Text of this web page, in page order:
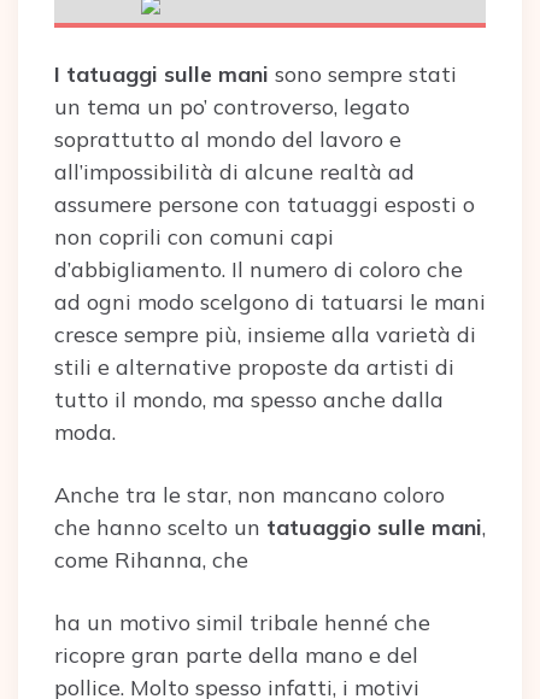
I tatuaggi sulle mani sono sempre stati
un tema un po’ controverso, legato
soprattutto al mondo del lavoro e
all’impossibilità di alcune realtà ad
assumere persone con tatuaggi esposti o
non coprili con comuni capi
d’abbigliamento. Il numero di coloro che
ad ogni modo scelgono di tatuarsi le mani
cresce sempre più, insieme alla varietà di
stili e alternative proposte da artisti di
tutto il mondo, ma spesso anche dalla
moda.
Anche tra le star, non mancano coloro
che hanno scelto un tatuaggio sulle mani,
come Rihanna, che
ha un motivo simil tribale henné che
ricopre gran parte della mano e del
pollice. Molto spesso infatti, i motivi